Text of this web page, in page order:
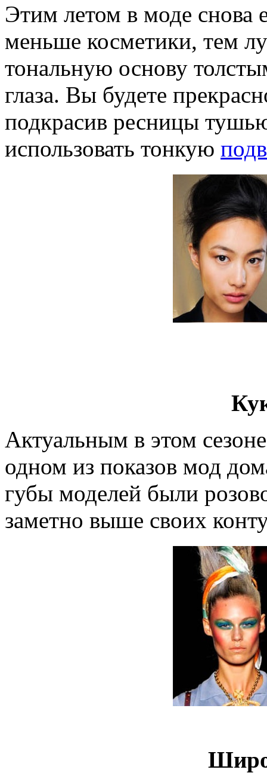
Этим летом в моде снова
меньше косметики, тем
тональную основу
глаза. Вы будете
подкрасив ресницы
использовать тонкую
Актуальным в этом
одном из показов мод
губы моделей были
заметно выше своих